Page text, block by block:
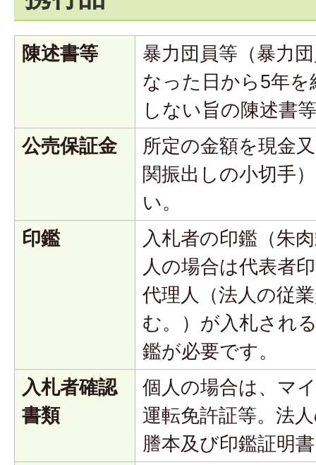
陳述書等
暴力団員等（暴力
なった日から5年
しない旨の陳述書
公売保証金
所定の金額を現金
関振出しの小切手
い。
印鑑
入札者の印鑑（朱
人の場合は代表者
代理人（法人の従
む。）が入札され
鑑が必要です。
入札者確認
書類
個人の場合は、マ
運転免許証等。法
謄本及び印鑑証明